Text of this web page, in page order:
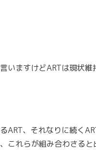
いますけどARTは現状維
ART、それなりに続く
これらが組み合わさると